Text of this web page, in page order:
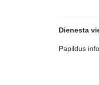
Dienesta
Papildus